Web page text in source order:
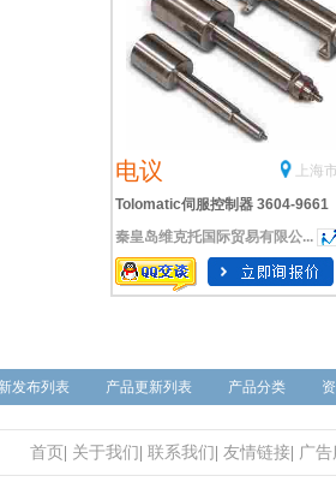
电议
上海
Tolomatic伺服控制器 3604-9661
秦皇岛维克托国际贸易有限公...
发布列表 产品更新列表 产品分类
首页 关于我们 联系我们 友情链接| 广告